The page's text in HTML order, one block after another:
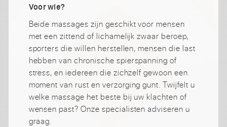
Voor wie?
Beide massages zijn geschikt voor mensen
met een zittend of lichamelijk zwaar beroep,
sporters die willen herstellen, mensen die last
hebben van chronische spierspanning of
stress, en iedereen die zichzelf gewoon een
moment van rust en verzorging gunt. Twijfelt u
welke massage het beste bij uw klachten of
wensen past? Onze specialisten adviseren u
graag.